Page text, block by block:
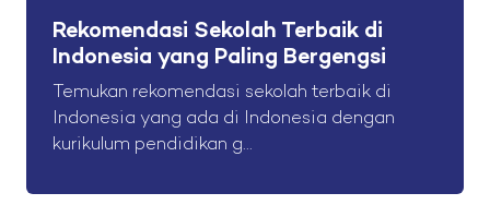
Rekomendasi Sekolah Terbaik di
Indonesia yang Paling Bergengsi
Temukan rekomendasi sekolah terbaik di
Indonesia yang ada di Indonesia dengan
kurikulum pendidikan g...